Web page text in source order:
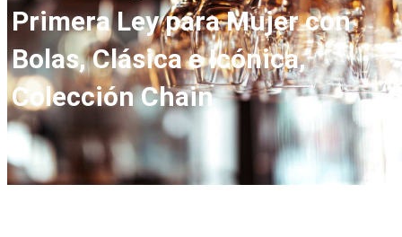
Primera Ley para Mujer con
Bolas, Clásica e Icónica,
Colección Chain